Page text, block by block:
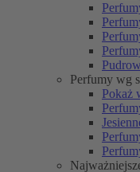
Perfumy wg
Pokaż